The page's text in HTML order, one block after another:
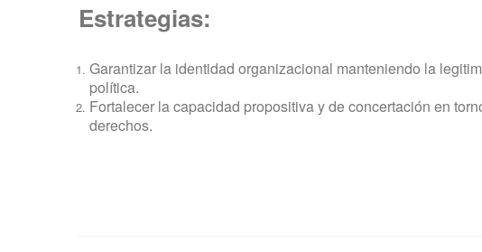
Estrategias:
Garantizar la identidad organizacional manteniendo la
política.
​Fortalecer la capacidad propositiva y de concertación en
derechos.